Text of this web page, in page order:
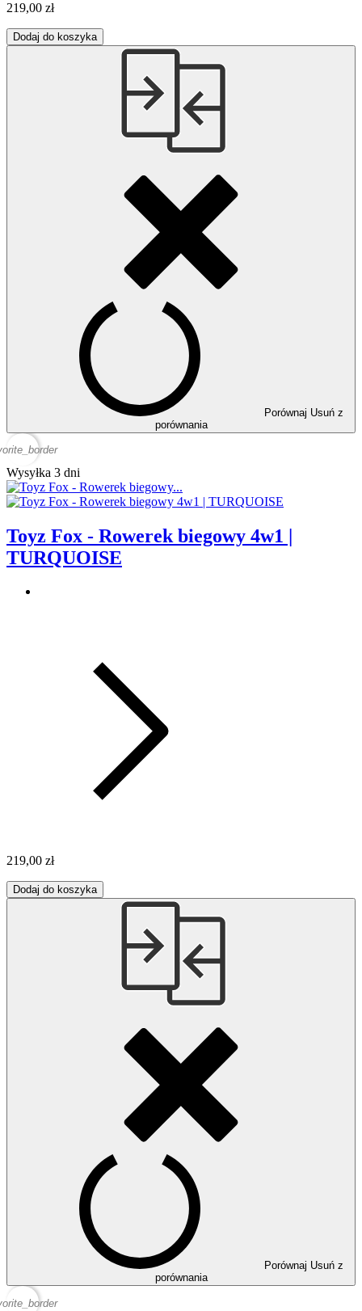
219,00 zł
Dodaj do koszyka
Porównaj Usuń z
porównania
Wysyłka 3 dni
Toyz Fox - Rowerek biegowy 4w1 |
TURQUOISE
219,00 zł
Dodaj do koszyka
Porównaj Usuń z
porównania